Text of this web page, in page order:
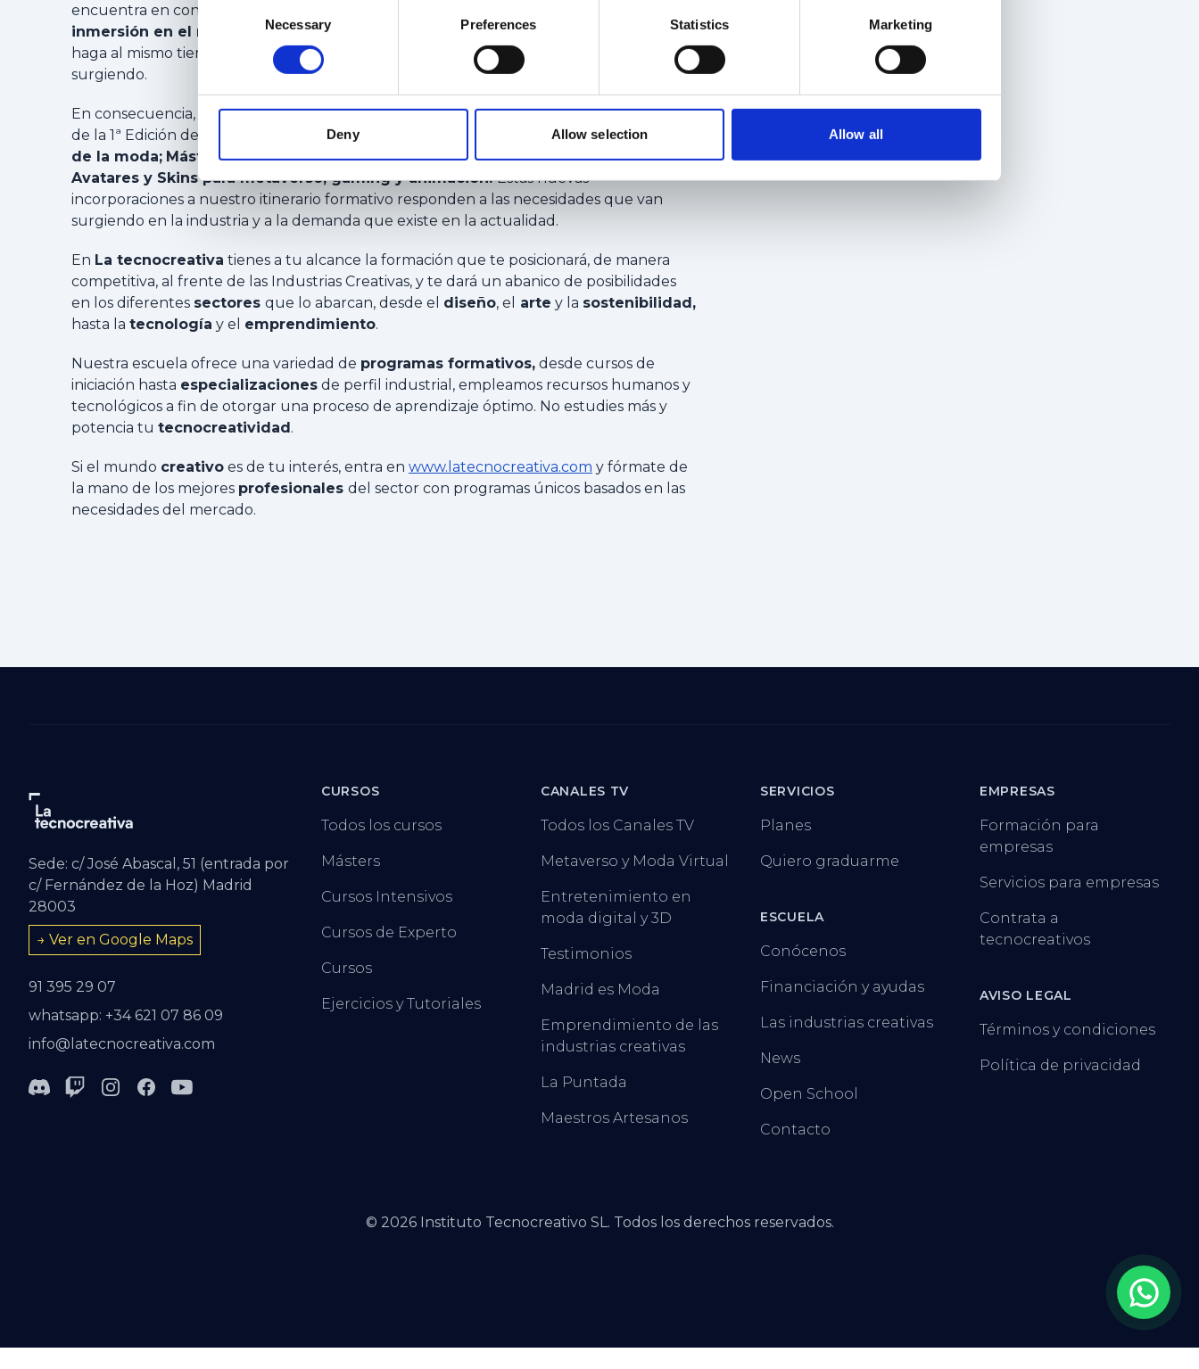
Necessary Preferences Statistics Marketing
Deny Allow selection Allow all
encuentra en constante
inmersión en el mundo tecnológico
, por lo que es importante que la formación lo
haga al mismo tiempo y sepaactualizarse
en función de las necesidades que van
surgiendo.
En consecuencia, este año damos comienzo a nuevas etapas de formación con el inicio
de la 1ª Edición del
Máster en Sostenibilidad y Emprendimiento para la industria
de la moda; Máster en Metaverse Business y Web 3 yMáster 3D en Creación de
Avatares y Skins para metaverso, gaming y animación.Estas nuevas
incorporaciones a nuestro itinerario formativo responden a las necesidades que van
surgiendo en la industria y a la demanda que existe en la actualidad.
En La tecnocreativa tienes a tu alcance la formación que te posicionará, de manera
competitiva, al frente de las Industrias Creativas, y te dará un abanico de posibilidades
en los diferentes sectores que lo abarcan, desde el diseño, el arte y la sostenibilidad,
hasta la tecnología y el emprendimiento.
Nuestra escuela ofrece una variedad de programas formativos, desde cursos de
iniciación hasta especializaciones de perfil industrial, empleamos recursos humanos y
tecnológicos a fin de otorgar una proceso de aprendizaje óptimo. No estudies más y
potencia tu tecnocreatividad.
Si el mundo creativo es de tu interés, entra en www.latecnocreativa.com y fórmate de
la mano de los mejores profesionales del sector con programas únicos basados en las
necesidades del mercado.
Sede: c/ José Abascal, 51 (entrada por
c/ Fernández de la Hoz) Madrid
28003
→ Ver en Google Maps
91 395 29 07
whatsapp: +34 621 07 86 09
info@latecnocreativa.com
DiscordTwitchInstagramFacebookYoutube
CURSOS
Todos los cursos
Másters
Cursos Intensivos
Cursos de Experto
Cursos
Ejercicios y Tutoriales
CANALES TV
Todos los Canales TV
Metaverso y Moda Virtual
Entretenimiento en
moda digital y 3D
Testimonios
Madrid es Moda
Emprendimiento de las
industrias creativas
La Puntada
Maestros Artesanos
SERVICIOS
Planes
Quiero graduarme
ESCUELA
Conócenos
Financiación y ayudas
Las industrias creativas
News
Open School
Contacto
EMPRESAS
Formación para
empresas
Servicios para empresas
Contrata a
tecnocreativos
AVISO LEGAL
Términos y condiciones
Política de privacidad
© 2026Instituto Tecnocreativo SL. Todos los derechos reservados.